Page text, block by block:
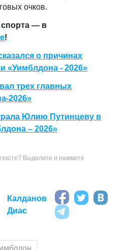
очков.
— в
!
о причинах
«Уимблдона - 2026»
трех главных
2026»
Юлию Путинцеву в
– 2026»
Выделите и нажмите
Калданов
Диас